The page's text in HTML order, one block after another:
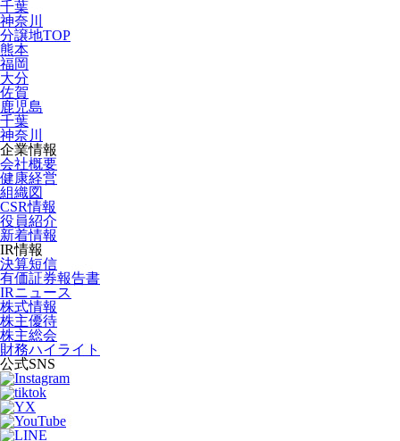
千葉
神奈川
分譲地TOP
熊本
福岡
大分
佐賀
鹿児島
千葉
神奈川
企業情報
会社概要
健康経営
組織図
CSR情報
役員紹介
新着情報
IR情報
決算短信
有価証券報告書
IRニュース
株式情報
株主優待
株主総会
財務ハイライト
公式SNS